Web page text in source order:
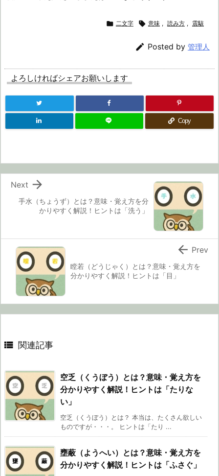
 二文字  意味 , 読み方 , 震駭
 Posted by 管理人
よろしければシェアお願いします
Copy
手水（ちょうず）とは？意味・覚え方を分
かりやすく解説！ヒントは「洗う」

Next
瞠若（どうじゃく）とは？意味・覚え方を
分かりやすく解説！ヒントは「目」
 Prev
 関連記事
空乏（くうぼう）とは？意味・覚え方を
分かりやすく解説！ヒントは「たりな
い」
空乏（くうぼう）とは？ 本当は、たくさん欲しい
ものですが・・・。 ヒントは「たり ...
壅蔽（ようへい）とは？意味・覚え方を
分かりやすく解説！ヒントは「ふさぐ」